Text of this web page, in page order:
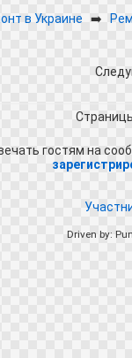
в Украине ➡️
гостям на
Driven by: